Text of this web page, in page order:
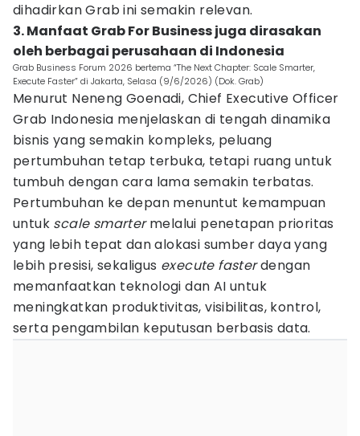
dihadirkan Grab ini semakin relevan.
3. Manfaat Grab For Business juga dirasakan
oleh berbagai perusahaan di Indonesia
Grab Business Forum 2026 bertema “The Next Chapter: Scale Smarter,
Execute Faster” di Jakarta, Selasa (9/6/2026) (Dok. Grab)
Menurut Neneng Goenadi, Chief Executive Officer
Grab Indonesia menjelaskan di tengah dinamika
bisnis yang semakin kompleks, peluang
pertumbuhan tetap terbuka, tetapi ruang untuk
tumbuh dengan cara lama semakin terbatas.
Pertumbuhan ke depan menuntut kemampuan
untuk scale smartermelalui penetapan prioritas
yang lebih tepat dan alokasi sumber daya yang
lebih presisi, sekaligus execute fasterdengan
memanfaatkan teknologi dan AI untuk
meningkatkan produktivitas, visibilitas, kontrol,
serta pengambilan keputusan berbasis data.